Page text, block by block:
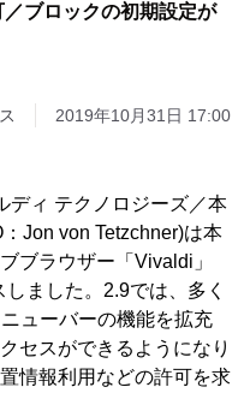
ブロックの初期設定が
2019年10月31日 17:00
ディ テクノロジーズ／本
Jon von Tetzchner)は本
ブラウザー「Vivaldi」
ました。2.9では、多く
ューバーの機能を拡充
セスができるようになり
情報利用などの許可を求